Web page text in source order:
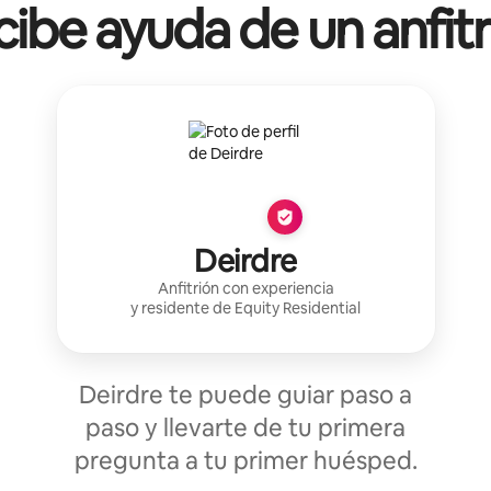
ayuda de un
Deirdre
Anfitrión con experiencia
y residente de Equity Residential
Deirdre te puede guiar paso a
paso y llevarte de tu primera
pregunta a tu primer huésped.